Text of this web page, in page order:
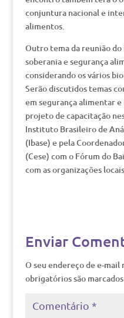
conjuntura nacional e
alimentos.
Outro tema da reunião do
soberania e segurança
considerando os vários
Serão discutidos temas
em segurança alimentar
projeto de capacitação
Instituto Brasileiro de
(Ibase) e pela
(Cese) com o Fórum do
com as organizações
Enviar
O seu endereço de e-mail
obrigatórios são